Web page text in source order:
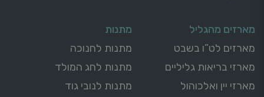
מארזים מהגליל
מארזים לט”ו בשבט
מארזי בריאות גליליים
מארזי יין ואלכוהול
מתנות
מתנות לחנוכה
מתנות לחג המולד
מתנות לנובי גוד